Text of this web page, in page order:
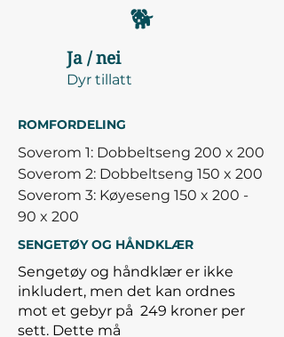
🐕
Ja / nei
Dyr tillatt
ROMFORDELING
Soverom 1: Dobbeltseng 200 x 200
Soverom 2: Dobbeltseng 150 x 200
Soverom 3: Køyeseng 150 x 200 -
90 x 200
SENGETØY OG HÅNDKLÆR
Sengetøy og håndklær er ikke
inkludert, men det kan ordnes
mot et gebyr på 249 kroner per
sett. Dette må